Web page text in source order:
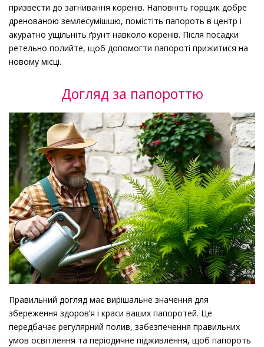
призвести до загнивання коренів. Наповніть горщик добре
дренованою землесумішшю, помістіть папороть в центр і
акуратно ущільніть ґрунт навколо коренів. Після посадки
ретельно полийте, щоб допомогти папороті прижитися на
новому місці.
Догляд за папороттю
Правильний догляд має вирішальне значення для
збереження здоров’я і краси ваших папоротей. Це
передбачає регулярний полив, забезпечення правильних
умов освітлення та періодичне підживлення, щоб папороть